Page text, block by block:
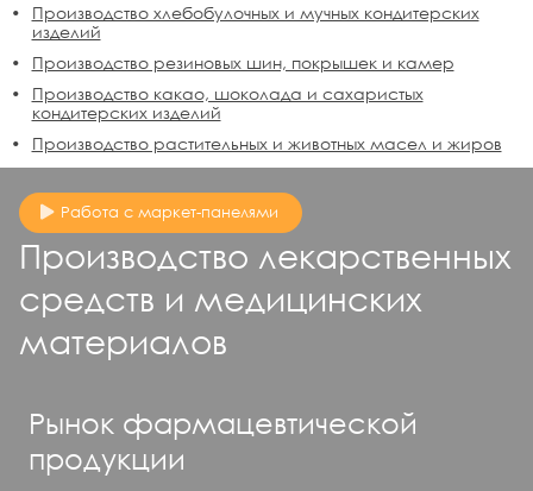
Производство хлебобулочных и мучных кондитерских
изделий
Производство резиновых шин, покрышек и камер
Производство какао, шоколада и сахаристых
кондитерских изделий
Производство растительных и животных масел и жиров
Работа с маркет-панелями
Производство лекарственных
средств и медицинских
материалов
Рынок фармацевтической
продукции